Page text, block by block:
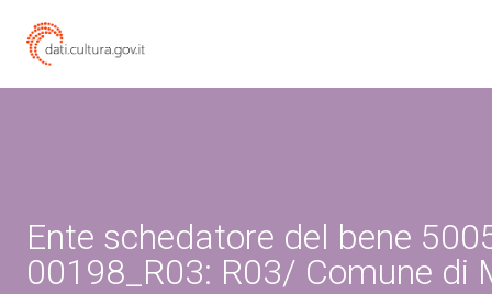
Ente schedatore del bene
00198_R03: R03/ Comune di